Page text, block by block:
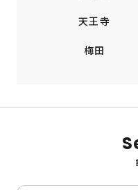
天王寺
梅田